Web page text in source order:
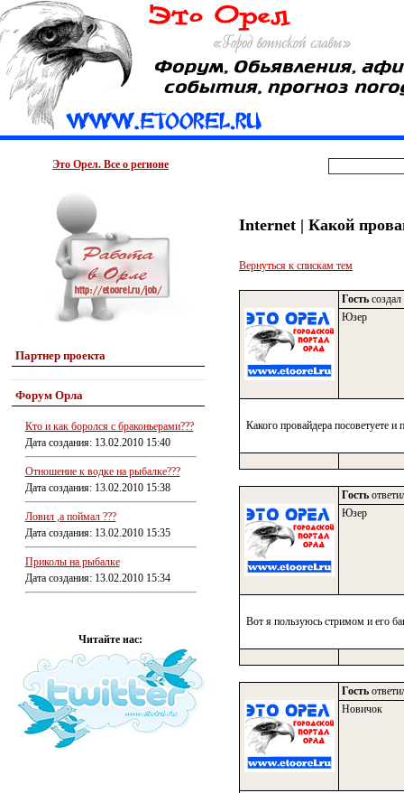
Это Орел. Все о регионе
Партнер проекта
Форум Орла
Кто и как боролся с браконьерами???
Дата создания: 13.02.2010 15:40
Отношение к водке на рыбалке???
Дата создания: 13.02.2010 15:38
Ловил ,а поймал ???
Дата создания: 13.02.2010 15:35
Приколы на рыбалке
Дата создания: 13.02.2010 15:34
Читайте нас:
Internet | Какой
Вернуться к спискам тем
Гость
Юзер
Какого провайдера посоветуете и
Гость
Юзер
Вот я пользуюсь стримом и его
Гость
Новичок